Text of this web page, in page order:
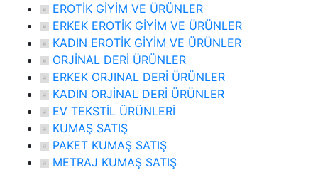
EROTİK GİYİM VE ÜRÜNLER
ERKEK EROTİK GİYİM VE ÜRÜNLER
KADIN EROTİK GİYİM VE ÜRÜNLER
ORJİNAL DERİ ÜRÜNLER
ERKEK ORJINAL DERİ ÜRÜNLER
KADIN ORJİNAL DERİ ÜRÜNLER
EV TEKSTİL ÜRÜNLERİ
KUMAŞ SATIŞ
PAKET KUMAŞ SATIŞ
METRAJ KUMAŞ SATIŞ